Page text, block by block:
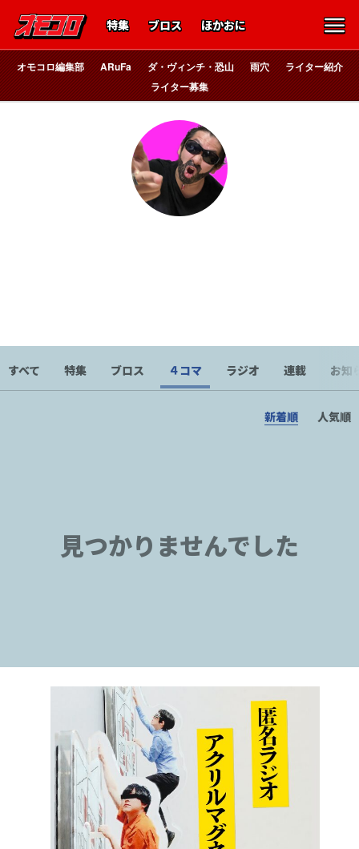
特集 ブロス ほかおに
オモコロ編集部 ARuFa ダ・ヴィンチ・恐山 雨穴
ライター紹介
ライター募集
すべて 特集 ブロス ４コマ ラジオ 連載 お知
新着順 人気順
見つかりませんでした